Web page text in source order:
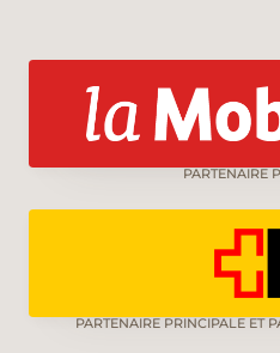
PARTENAIRE
PARTENAIRE PRINCIPALE ET